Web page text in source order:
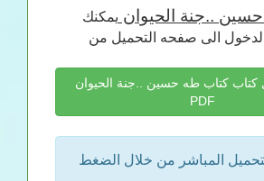
..جنة الحيوان يمكنك
الى صفحه التحميل من
كتاب طه حسين ..جنة الحيوان
PDF
المباشر من خلال الضغط